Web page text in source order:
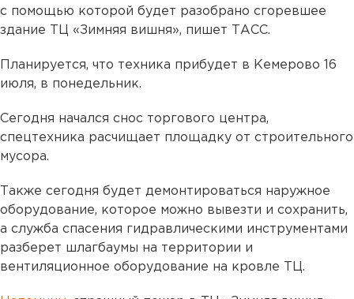
с помощью которой будет разобрано сгоревшее
здание ТЦ «Зимняя вишня», пишет ТАСС.
Планируется, что техника прибудет в Кемерово 16
июля, в понедельник.
Сегодня начался снос торгового центра,
спецтехника расчищает площадку от строительного
мусора.
Также сегодня будет демонтироваться наружное
оборудование, которое можно вывезти и сохранить,
а служба спасения гидравлическими инструментами
разберет шлагбаумы на территории и
вентиляционное оборудование на кровле ТЦ.